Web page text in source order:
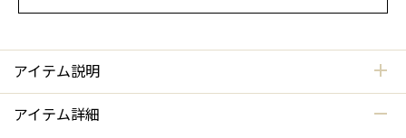
アイテム説明
アイテム詳細